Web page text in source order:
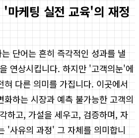
마케팅 실전 교육'의 재정
단어는 흔히 즉각적인 성과를 낼
연상시킵니다. 하지만 '고객의눈'에
다른 의미를 가집니다. 이곳에서
하는 시장과 예측 불가능한 고객의
하고, 가설을 세우고, 검증하며, 자
'사유의 과정' 그 자체를 의미합니